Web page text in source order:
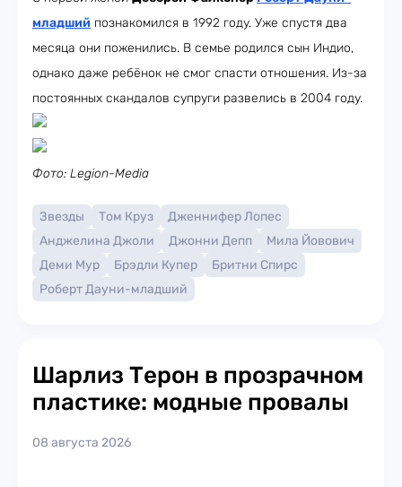
младший познакомился в 1992 году. Уже спустя два
месяца они поженились. В семье родился сын Индио,
однако даже ребёнок не смог спасти отношения. Из-за
постоянных скандалов супруги развелись в 2004 году.
Фото: Legion-Media
Звезды Том Круз
Дженнифер Лопес
Анджелина Джоли
Джонни Депп
Мила Йовович
Деми Мур
Брэдли Купер
Бритни Спирс
Роберт Дауни-младший
Шарлиз Терон в прозрачном
пластике: модные провалы
08 августа 2026